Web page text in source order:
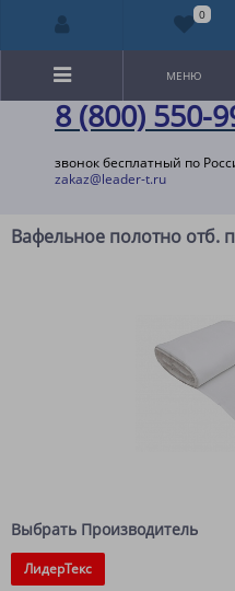
8 (800) 550-
звонок бесплатный по
zakaz@leader-t.ru
МЕНЮ
Вафельное полотно отб.
Выбрать Производитель
ЛидерТекс
0